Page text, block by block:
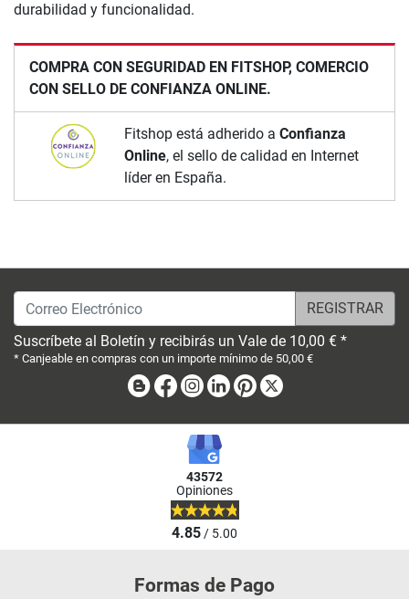
COMPRA CON SEGURIDAD EN FITSHOP, COMERCIO
CON SELLO DE CONFIANZA ONLINE.
Fitshop está adherido a Confianza
Online, el sello de calidad en Internet
líder en España.
durabilidad y funcionalidad.
Correo Electrónico
Suscríbete al Boletín y recibirás un Vale de 10,00 € *
* Canjeable en compras con un importe mínimo de 50,00 €
BlogFacebook
Instagram
LinkedinPinterest
43572
Opiniones
4.85/ 5.00
Formas de Pago